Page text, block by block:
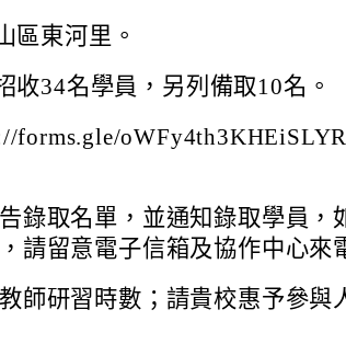
區東河里。
收34名學員，另列備取10名。
forms.gle/
錄取名單，並通知錄取學員，
請留意電子信箱及協作中心來
師研習時數；請貴校惠予參與